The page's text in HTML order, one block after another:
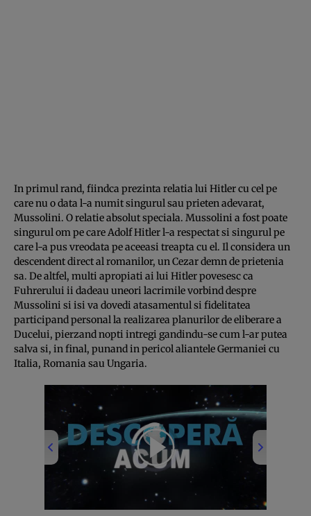
In primul rand, fiindca prezinta relatia lui Hitler cu cel pe
care nu o data l-a numit singurul sau prieten adevarat,
Mussolini. O relatie absolut speciala. Mussolini a fost poate
singurul om pe care Adolf Hitler l-a respectat si singurul pe
care l-a pus vreodata pe aceeasi treapta cu el. Il considera un
descendent direct al romanilor, un Cezar demn de prietenia
sa. De altfel, multi apropiati ai lui Hitler povesesc ca
Fuhrerului ii dadeau uneori lacrimile vorbind despre
Mussolini si isi va dovedi atasamentul si fidelitatea
participand personal la realizarea planurilor de eliberare a
Ducelui, pierzand nopti intregi gandindu-se cum l-ar putea
salva si, in final, punand in pericol aliantele Germaniei cu
Italia, Romania sau Ungaria.
00:00 03:30